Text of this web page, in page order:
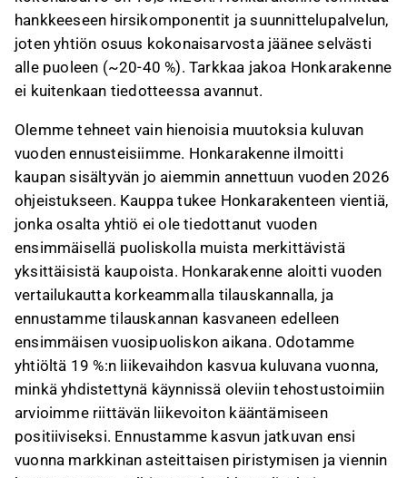
hankkeeseen hirsikomponentit ja suunnittelupalvelun,
joten yhtiön osuus kokonaisarvosta jäänee selvästi
alle puoleen (~20-40 %). Tarkkaa jakoa Honkarakenne
ei kuitenkaan tiedotteessa avannut.
Olemme tehneet vain hienoisia muutoksia kuluvan
vuoden ennusteisiimme. Honkarakenne ilmoitti
kaupan sisältyvän jo aiemmin annettuun vuoden 2026
ohjeistukseen. Kauppa tukee Honkarakenteen vientiä,
jonka osalta yhtiö ei ole tiedottanut vuoden
ensimmäisellä puoliskolla muista merkittävistä
yksittäisistä kaupoista. Honkarakenne aloitti vuoden
vertailukautta korkeammalla tilauskannalla, ja
ennustamme tilauskannan kasvaneen edelleen
ensimmäisen vuosipuoliskon aikana. Odotamme
yhtiöltä 19 %:n liikevaihdon kasvua kuluvana vuonna,
minkä yhdistettynä käynnissä oleviin tehostustoimiin
arvioimme riittävän liikevoiton kääntämiseen
positiiviseksi. Ennustamme kasvun jatkuvan ensi
vuonna markkinan asteittaisen piristymisen ja viennin